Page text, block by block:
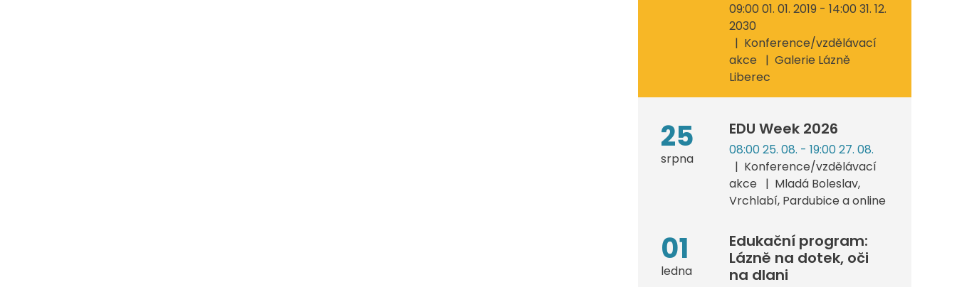
09:00 01. 01. 2019 - 14:00 31. 12.
2030
Konference/vzdělávací
akce
Galerie Lázně
Liberec
25
srpna
EDU Week 2026
08:00 25. 08. - 19:00 27. 08.
Konference/vzdělávací
akce
Mladá Boleslav,
Vrchlabí, Pardubice a online
01
ledna
Edukační program:
Lázně na dotek, oči
na dlani